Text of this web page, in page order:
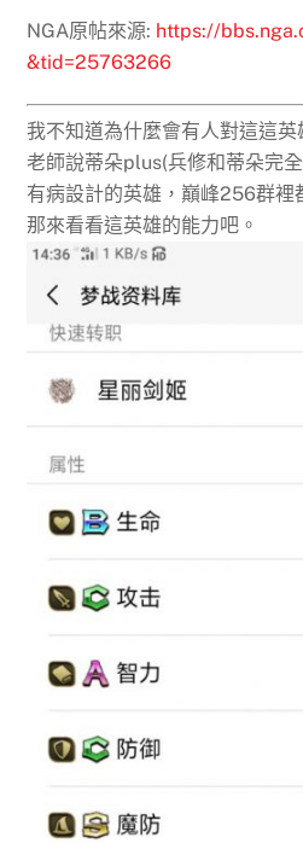
NGA原帖來源: https://
&tid=25763266
我不知道為什麼會有人對這這
老師說蒂朵plus(兵修和蒂朵完
有病設計的英雄，巔峰256群裡
那來看看這英雄的能力吧。